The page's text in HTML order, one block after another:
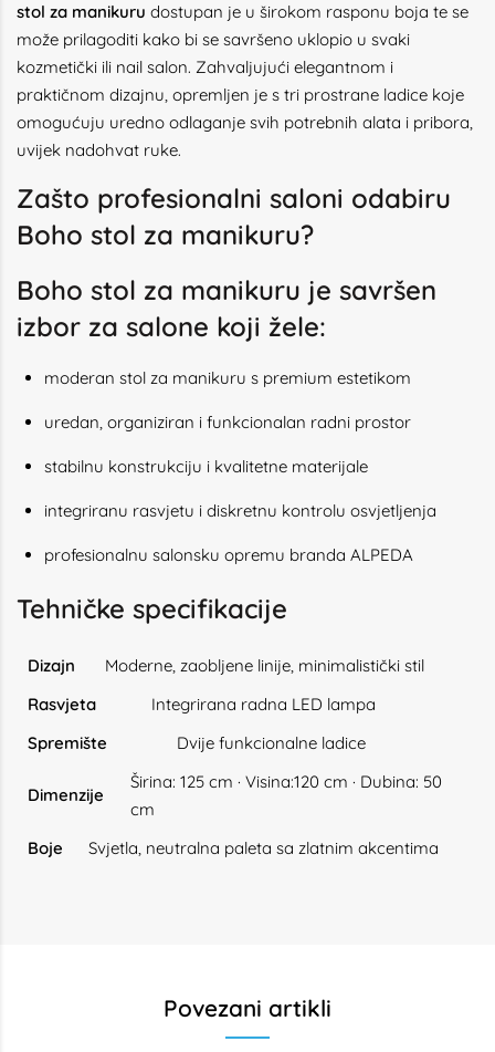
stol za manikuru dostupan je u širokom rasponu boja te se
može prilagoditi kako bi se savršeno uklopio u svaki
kozmetički ili nail salon. Zahvaljujući elegantnom i
praktičnom dizajnu, opremljen je s tri prostrane ladice koje
omogućuju uredno odlaganje svih potrebnih alata i pribora,
uvijek nadohvat ruke.
Zašto profesionalni saloni odabiru
Boho stol za manikuru?
Boho stol za manikuru je savršen
izbor za salone koji žele:
moderan stol za manikuru s premium estetikom
uredan, organiziran i funkcionalan radni prostor
stabilnu konstrukciju i kvalitetne materijale
integriranu rasvjetu i diskretnu kontrolu osvjetljenja
profesionalnu salonsku opremu branda ALPEDA
Tehničke specifikacije
Dizajn
Moderne, zaobljene linije, minimalistički stil
Rasvjeta
Integrirana radna LED lampa
Spremište
Dvije funkcionalne ladice
Dimenzije
Širina: 125 cm · Visina:120 cm · Dubina: 50
cm
Boje
Svjetla, neutralna paleta sa zlatnim akcentima
Povezani artikli